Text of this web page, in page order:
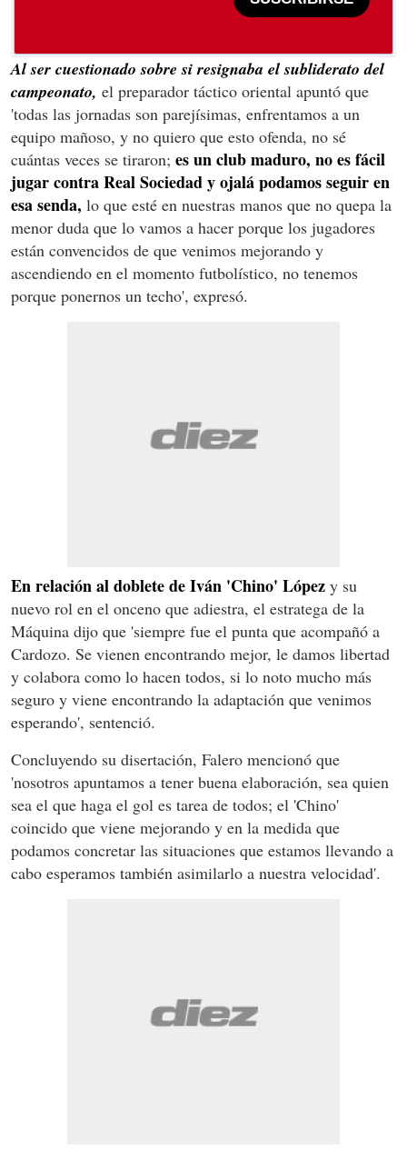
Al ser cuestionado sobre si resignaba el subliderato del
campeonato, el preparador táctico oriental apuntó que
'todas las jornadas son parejísimas, enfrentamos a un
equipo mañoso, y no quiero que esto ofenda, no sé
cuántas veces se tiraron; es un club maduro, no es fácil
jugar contra Real Sociedad y ojalá podamos seguir en
esa senda, lo que esté en nuestras manos que no quepa la
menor duda que lo vamos a hacer porque los jugadores
están convencidos de que venimos mejorando y
ascendiendo en el momento futbolístico, no tenemos
porque ponernos un techo', expresó.
En relación al doblete de Iván 'Chino' López y su
nuevo rol en el onceno que adiestra, el estratega de la
Máquina dijo que 'siempre fue el punta que acompañó a
Cardozo. Se vienen encontrando mejor, le damos libertad
y colabora como lo hacen todos, si lo noto mucho más
seguro y viene encontrando la adaptación que venimos
esperando', sentenció.
Concluyendo su disertación, Falero mencionó que
'nosotros apuntamos a tener buena elaboración, sea quien
sea el que haga el gol es tarea de todos; el 'Chino'
coincido que viene mejorando y en la medida que
podamos concretar las situaciones que estamos llevando a
cabo esperamos también asimilarlo a nuestra velocidad'.